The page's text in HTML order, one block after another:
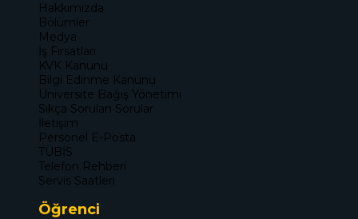
Hakkımızda
Bölümler
Medya
İş Fırsatları
KVK Kanunu
Bilgi Edinme Kanunu
Üniversite Bağış Yönetimi
Sıkça Sorulan Sorular
İletişim
Personel E-Posta
TÜBİS
Telefon Rehberi
Servis Saatleri
Öğrenci